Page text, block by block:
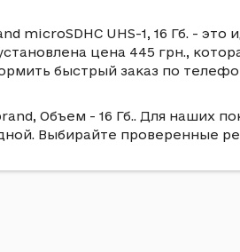
microSDHC UHS-1, 16 Гб. -
цена 445 грн.,
быстрый заказ по
Объем - 16 Гб.. Для наших
Выбирайте проверенные